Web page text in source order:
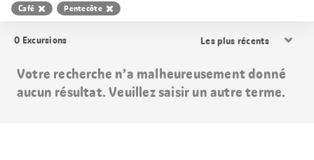
Café Pentecôte
0 Excursions
les
Votre recherche n’a malheureusement donné
aucun résultat. Veuillez saisir un autre terme.